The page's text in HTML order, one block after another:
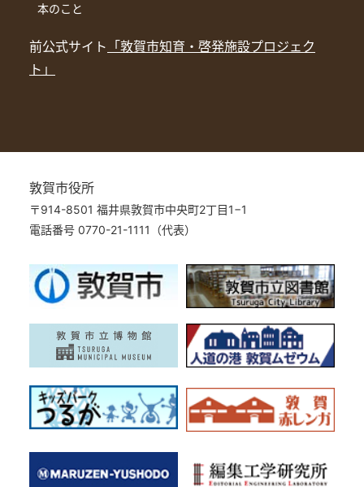
本のこと
前公式サイト 「敦賀市知育・啓発施設プロジェク
ト」
敦賀市役所
〒914-8501 福井県敦賀市中央町2丁目1−1
電話番号 0770-21-1111（代表）